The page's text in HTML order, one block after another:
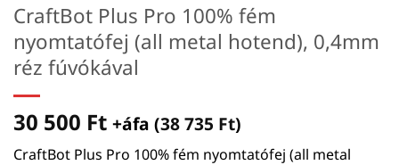
CraftBot Plus Pro 100% fém
nyomtatófej (all metal hotend), 0,4mm
réz fúvókával
30 500 Ft +áfa (38 735 Ft)
CraftBot Plus Pro 100% fém nyomtatófej (all metal